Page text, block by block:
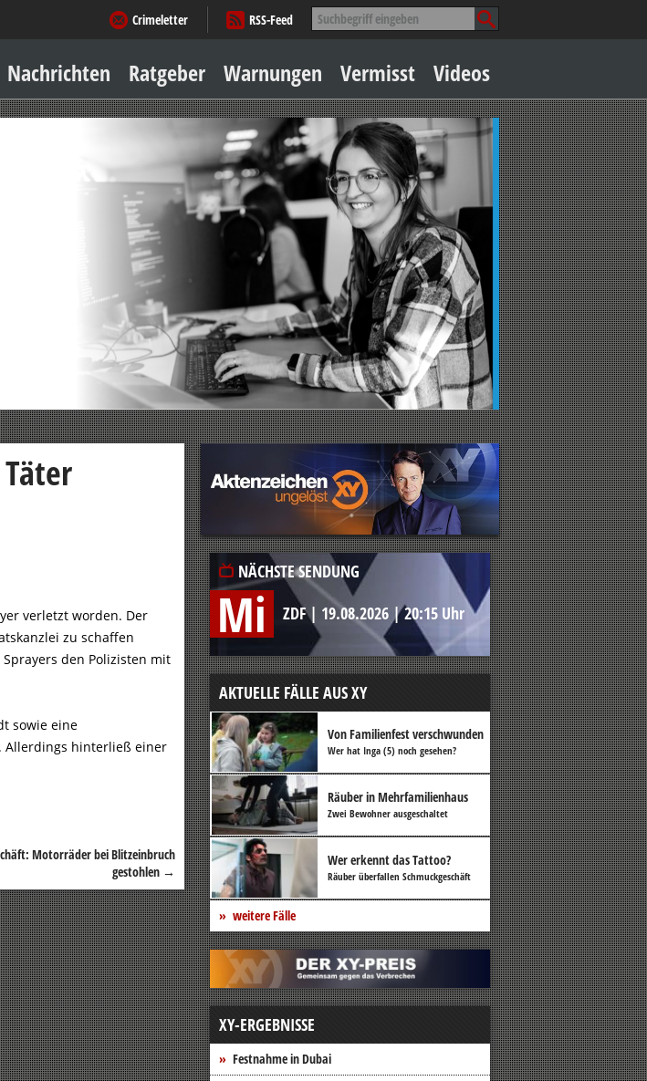
Suche
nach:
Crimeletter
RSS-Feed
Inhalt
springen
Nachrichten Ratgeber
Sicher zu Hause
Geld & Einkauf
Amore & mehr
Mobiles Leben
Arbeitsleben
Warnungen Vermisst Videos
verletzt worden. Der
zu schaffen
den Polizisten mit
sowie eine
Allerdings hinterließ einer
Motorräder bei Blitzeinbruch
gestohlen →
NÄCHSTE SENDUNG
Mi ZDF| 19.08.2026 |20:15 Uhr
AKTUELLE FÄLLE AUS XY
Von Familienfest verschwunden
Wer hat Inga (5) noch gesehen?
Räuber in Mehrfamilienhaus
Zwei Bewohner ausgeschaltet
Wer erkennt das Tattoo?
Räuber überfallen Schmuckgeschäft
weitere Fälle
XY-ERGEBNISSE
Festnahme in Dubai